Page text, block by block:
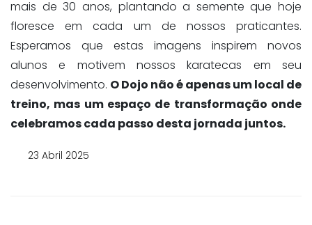
mais de 30 anos, plantando a semente que hoje
floresce em cada um de nossos praticantes.
Esperamos que estas imagens inspirem novos
alunos e motivem nossos karatecas em seu
desenvolvimento. O Dojo não é apenas um local de
treino, mas um espaço de transformação onde
celebramos cada passo desta jornada juntos.
23 Abril 2025